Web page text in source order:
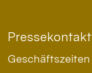
Pressekontakt
Geschäftszeiten